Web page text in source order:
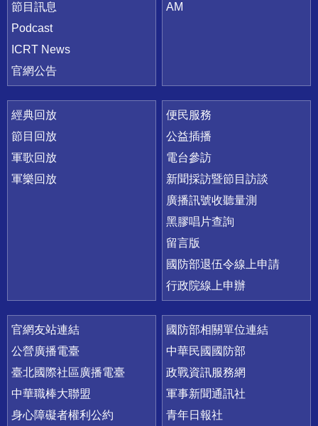
節目訊息
Podcast
ICRT News
官網公告
AM
經典回放
節目回放
軍歌回放
軍樂回放
便民服務
公益插播
電台參訪
新聞採訪暨節目訪談
廣播訊號收聽量測
黑膠唱片查詢
留言版
國防部退伍令線上申請
行政院線上申辦
官網友站連結
公營廣播電臺
臺北國際社區廣播電臺
中華職棒大聯盟
身心障礙者權利公約
國防部相關單位連結
中華民國國防部
政戰資訊服務網
軍事新聞通訊社
青年日報社